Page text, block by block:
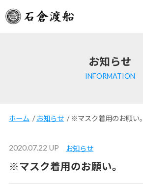
お知らせ
INFORMATION
ホーム / お知らせ/ ※マスク着用のお願い。
2020.07.22 UP お知らせ
※マスク着用のお願い。